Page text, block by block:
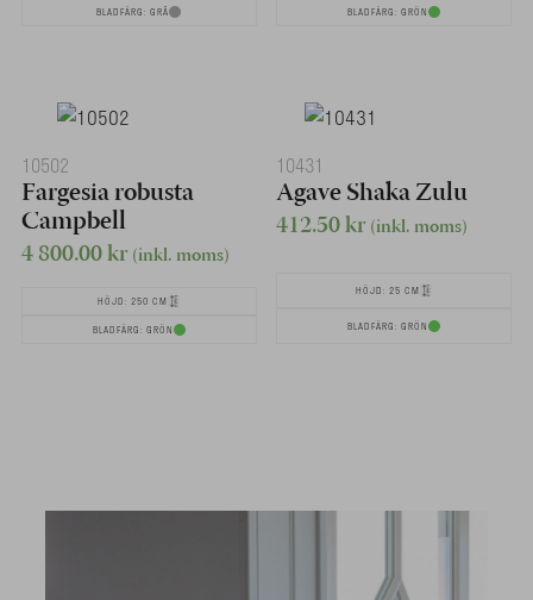
BLADFÄRG: GRÅ
BLADFÄRG: GRÖN
10502
Fargesia robusta
Campbell
4 800.00kr(inkl. moms)
HÖJD: 250 CM
BLADFÄRG: GRÖN
10431
Agave Shaka Zulu
412.50kr(inkl. moms)
HÖJD: 25 CM
BLADFÄRG: GRÖN